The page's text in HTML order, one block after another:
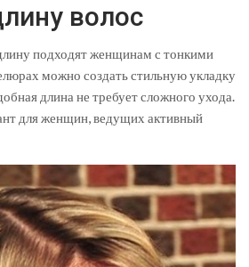
волос
подходят женщинам с тонкими
можно создать стильную укладку
длина не требует сложного ухода.
для женщин, ведущих активный